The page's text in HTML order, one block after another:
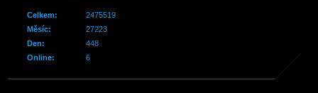
Online: 6
Celkem:
2475519
Měsíc:
27223
Den:
448